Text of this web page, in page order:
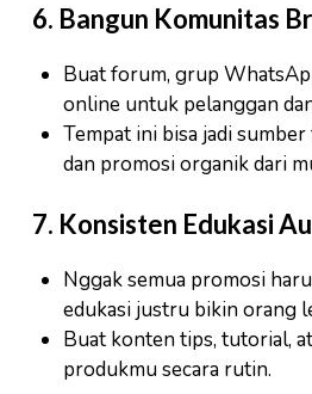
6. Bangun Komunitas
Buat forum, grup
online untuk pelanggan
Tempat ini bisa jadi sumber
dan promosi organik dari
7. Konsisten Edukasi
Nggak semua promosi
edukasi justru bikin orang
Buat konten tips, tutorial,
produkmu secara rutin.